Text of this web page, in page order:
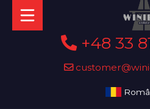
+48 33